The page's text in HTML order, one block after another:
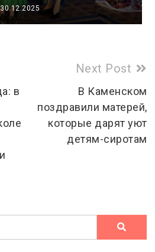
30.12.2025
в
Next Post
В Каменском
поздравили матерей,
которые дарят уют
детям-сиротам